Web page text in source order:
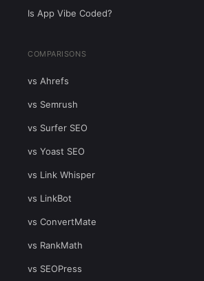
Is App Vibe Coded?
COMPARISONS
vs Ahrefs
vs Semrush
vs Surfer SEO
vs Yoast SEO
vs Link Whisper
vs LinkBot
vs ConvertMate
vs RankMath
vs SEOPress